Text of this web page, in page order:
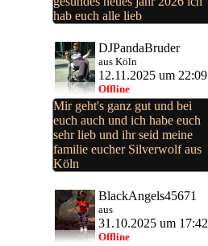
hab euch alle lieb
DJPandaBruder
aus Köln
12.11.2025 um 22:09
Offline
Mir geht's ganz gut und bei
euch auch und ich habe euch
sehr lieb und ihr seid meine
familie eucher Silverwolf aus
Köln
BlackAngels45671
aus
31.10.2025 um 17:42
Offline